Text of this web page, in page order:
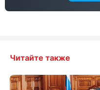
Читайте также